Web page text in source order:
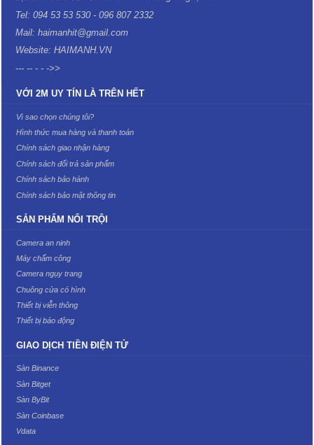
Tel: 094 53 53 530 - 096 807 2332
Mail: haimanhit@gmail.com
Website: HAIMANH.VN
--- -- - - ->>
VỚI 2M UY TÍN LÀ TRÊN HẾT
Vì sao chọn chúng tôi?
Hình thức mua hàng và thanh toán
Chính sách giao nhận hàng
Chính sách đổi trả sản phẩm
Chính sách bảo hành
Chính sách bảo mật thông tin
SẢN PHẨM NỔI TRỘI
Camera an ninh
Máy chấm công
Camera ngụy trang
Chuông cửa có hình
Thiết bị viễn thông
Thiết bị báo động
GIAO DỊCH TIỀN ĐIỆN TỬ
Sàn Binance
Sàn Bitget
Sàn ByBit
Sàn Coinbase
Vdata